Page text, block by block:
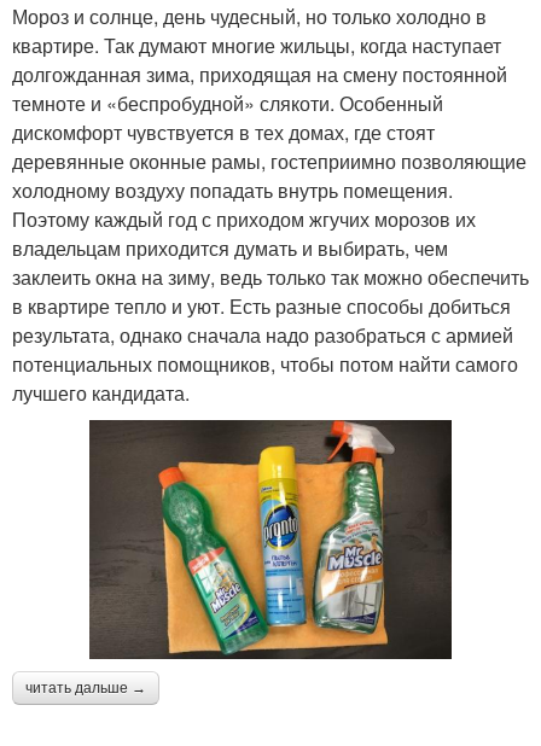
Мороз и солнце, день чудесный, но только холодно в
квартире. Так думают многие жильцы, когда наступает
долгожданная зима, приходящая на смену постоянной
темноте и «беспробудной» слякоти. Особенный
дискомфорт чувствуется в тех домах, где стоят
деревянные оконные рамы, гостеприимно позволяющие
холодному воздуху попадать внутрь помещения.
Поэтому каждый год с приходом жгучих морозов их
владельцам приходится думать и выбирать, чем
заклеить окна на зиму, ведь только так можно обеспечить
в квартире тепло и уют. Есть разные способы добиться
результата, однако сначала надо разобраться с армией
потенциальных помощников, чтобы потом найти самого
лучшего кандидата.
читать дальше →